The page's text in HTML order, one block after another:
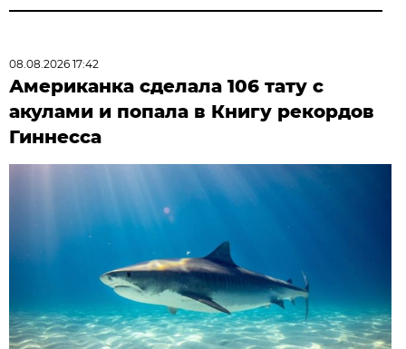
08.08.2026 17:42
Американка сделала 106 тату с
акулами и попала в Книгу рекордов
Гиннесса